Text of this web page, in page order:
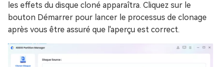
les effets du disque cloné apparaîtra. Cliquez sur le
bouton Démarrer pour lancer le processus de clonage
après vous être assuré que l'aperçu est correct.